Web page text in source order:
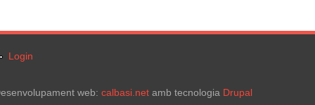
Login
web: calbasi.net amb tecnologia Drupal